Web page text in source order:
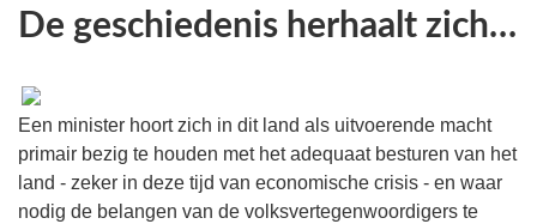
De geschiedenis herhaalt zich…
Een minister hoort zich in dit land als uitvoerende macht
primair bezig te houden met het adequaat besturen van het
land - zeker in deze tijd van economische crisis - en waar
nodig de belangen van de volksvertegenwoordigers te